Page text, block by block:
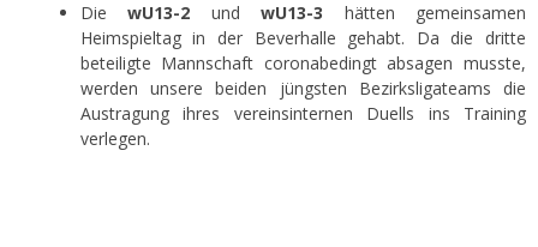
DiewU13-2 undwU13-3 hätten gemeinsamen
Heimspieltag in der Beverhalle gehabt. Da die dritte
beteiligte Mannschaft coronabedingt absagen musste,
werden unsere beiden jüngsten Bezirksligateams die
Austragung ihres vereinsinternen Duells ins Training
verlegen.